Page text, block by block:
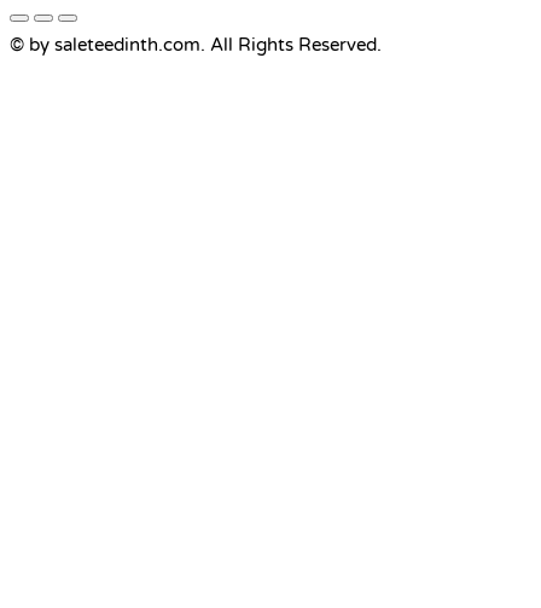
© by saleteedinth.com. All Rights Reserved.